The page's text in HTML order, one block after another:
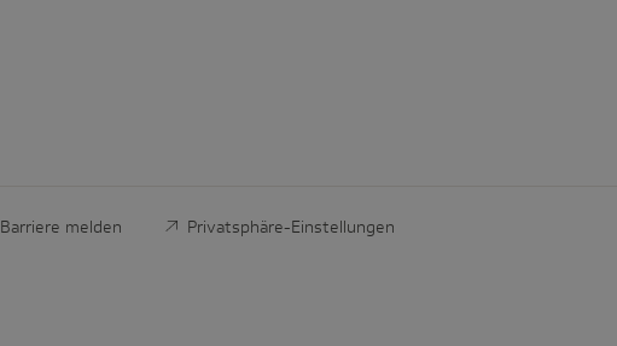
Barriere melden Privatsphäre-Einstellungen